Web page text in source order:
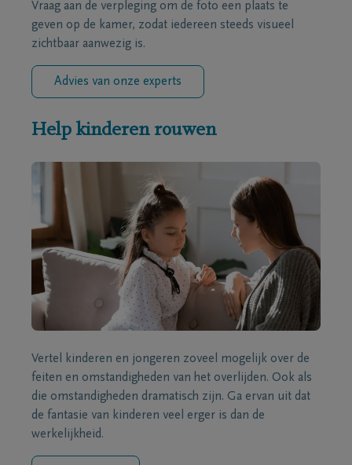
Vraag aan de verpleging om de foto een plaats te
geven op de kamer, zodat iedereen steeds visueel
zichtbaar aanwezig is.
Advies van onze experts
Help kinderen rouwen
Vertel kinderen en jongeren zoveel mogelijk over de
feiten en omstandigheden van het overlijden. Ook als
die omstandigheden dramatisch zijn. Ga ervan uit dat
de fantasie van kinderen veel erger is dan de
werkelijkheid.